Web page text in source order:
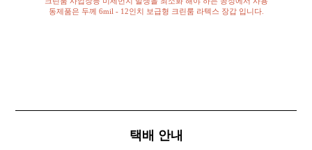
동제품은 두께 6mil - 12인치 보급형 크린룸 라텍스 장갑 입니다.
택배 안내